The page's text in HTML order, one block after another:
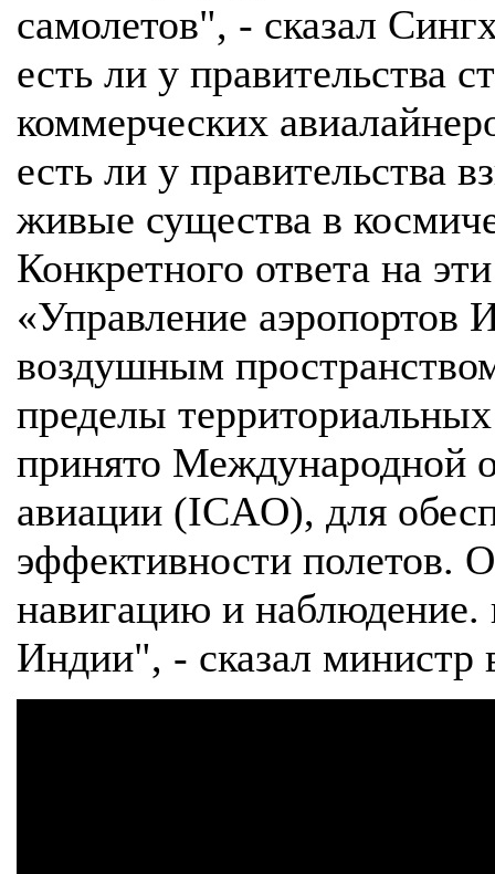
самолетов", - сказал
есть ли у правительства
коммерческих
есть ли у правительства
живые существа в
Конкретного ответа на
«Управление аэропортов
воздушным
пределы
принято Международной
авиации (ICAO), для
эффективности полетов.
навигацию и наблюдение.
Индии", - сказал министр